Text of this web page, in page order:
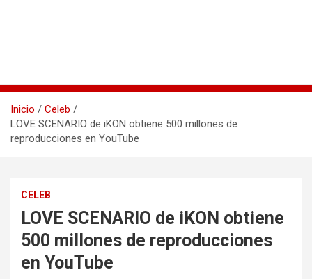
Inicio
Celeb
LOVE SCENARIO de iKON obtiene 500 millones de
reproducciones en YouTube
CELEB
LOVE SCENARIO de iKON obtiene
500 millones de reproducciones
en YouTube